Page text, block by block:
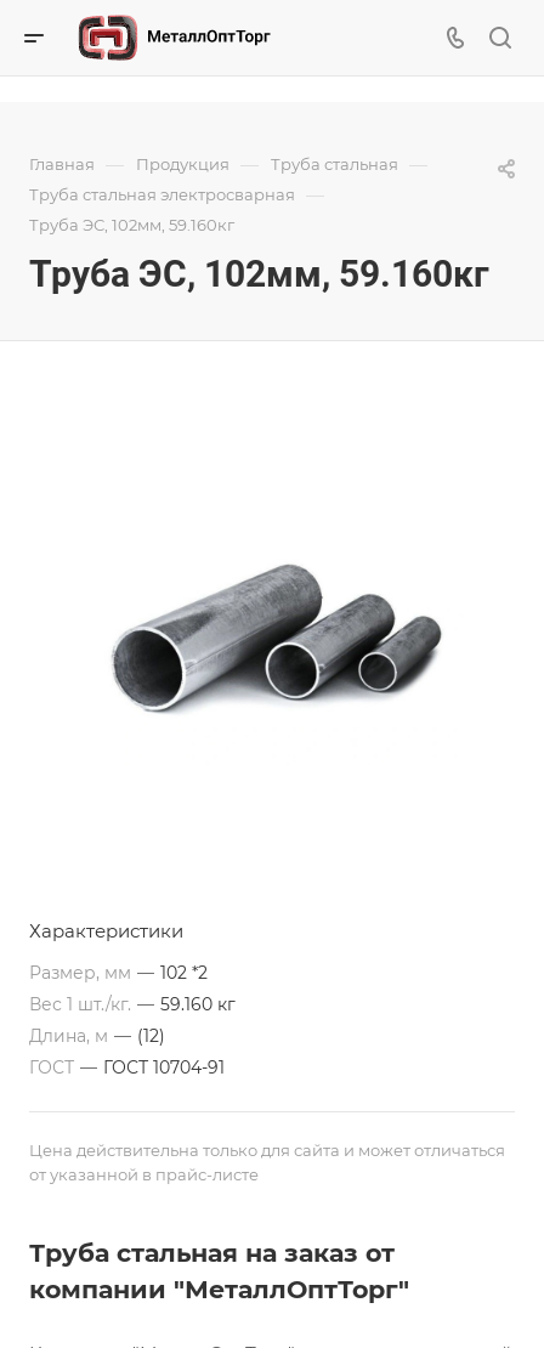
Главная — Продукция — Труба стальная —
Труба стальная электросварная —
Труба ЭС, 102мм, 59.160кг
Труба ЭС, 102мм, 59.160кг
Характеристики
Размер, мм — 102 *2
Вес 1 шт./кг. — 59.160 кг
Длина, м — (12)
ГОСТ — ГОСТ 10704-91
Цена действительна только для сайта и может отличаться
от указанной в прайс-листе
Труба стальная на заказ от
компании "МеталлОптТорг"